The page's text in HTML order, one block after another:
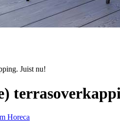
Juist nu!
Horeca